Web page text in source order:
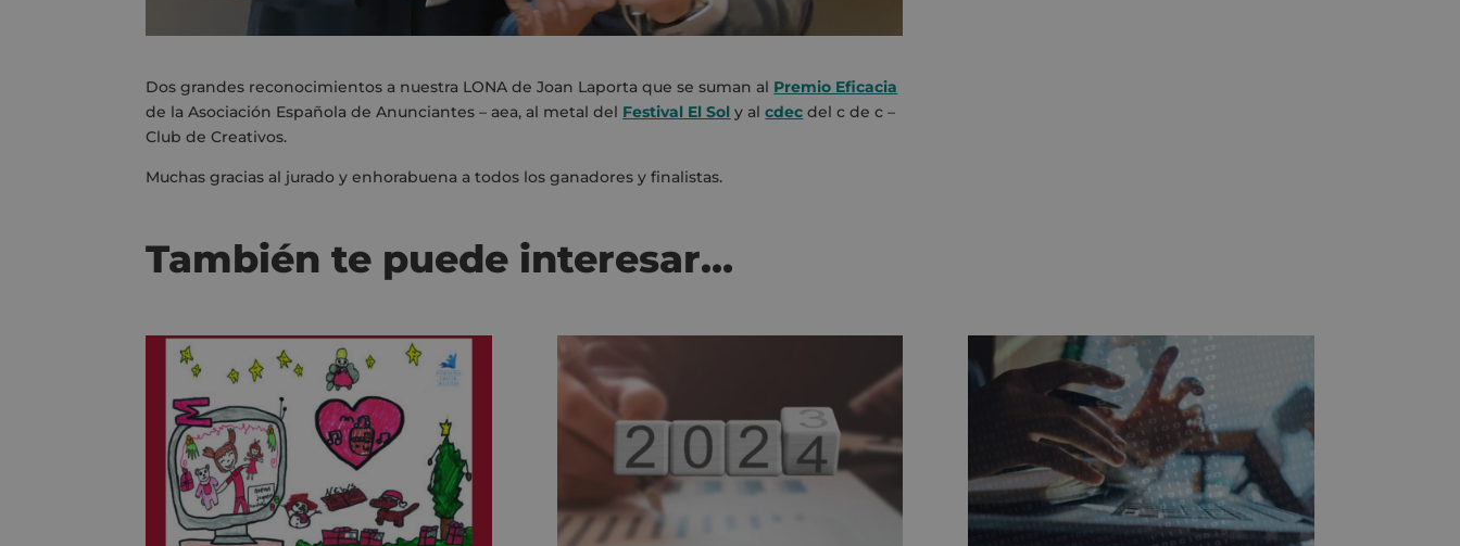
Dos grandes reconocimientos a nuestra LONA de Joan Laporta que se suman al Premio Eficacia
de la Asociación Española de Anunciantes – aea, al metal del Festival El Sol y alcdec del c de c –
Club de Creativos.
Muchas gracias al jurado y enhorabuena a todos los ganadores y finalistas.
También te puede interesar…